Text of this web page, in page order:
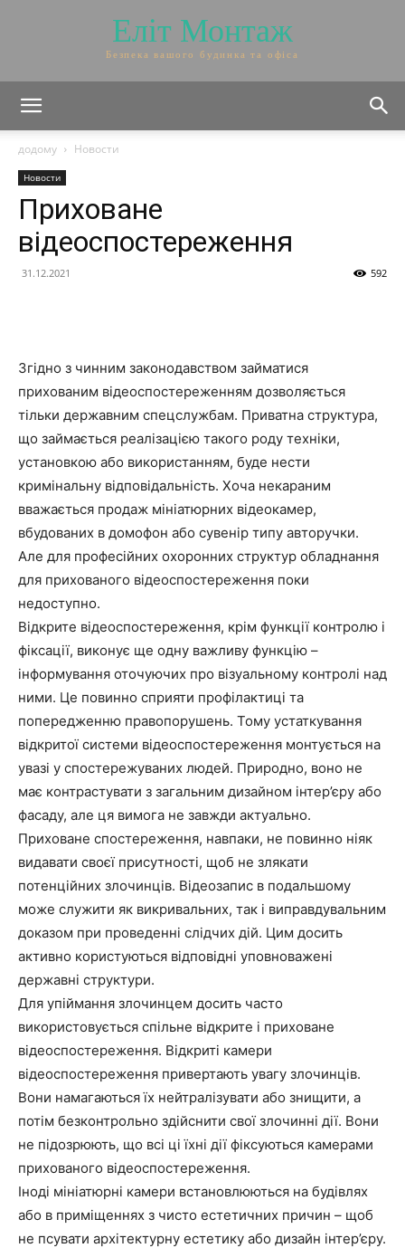
Еліт Монтаж
Безпека вашого будинка та офіса
додому Новости
Новости
Приховане
відеоспостереження
31.12.2021 592
Згідно з чинним законодавством займатися
прихованим відеоспостереженням дозволяється
тільки державним спецслужбам. Приватна структура,
що займається реалізацією такого роду техніки,
установкою або використанням, буде нести
кримінальну відповідальність. Хоча некараним
вважається продаж мініатюрних відеокамер,
вбудованих в домофон або сувенір типу авторучки.
Але для професійних охоронних структур обладнання
для прихованого відеоспостереження поки
недоступно.
Відкрите відеоспостереження, крім функції контролю і
фіксації, виконує ще одну важливу функцію –
інформування оточуючих про візуальному контролі над
ними. Це повинно сприяти профілактиці та
попередженню правопорушень. Тому устаткування
відкритої системи відеоспостереження монтується на
увазі у спостережуваних людей. Природно, воно не
має контрастувати з загальним дизайном інтер’єру або
фасаду, але ця вимога не завжди актуально.
Приховане спостереження, навпаки, не повинно ніяк
видавати своєї присутності, щоб не злякати
потенційних злочинців. Відеозапис в подальшому
може служити як викривальних, так і виправдувальним
доказом при проведенні слідчих дій. Цим досить
активно користуються відповідні уповноважені
державні структури.
Для упіймання злочинцем досить часто
використовується спільне відкрите і приховане
відеоспостереження. Відкриті камери
відеоспостереження привертають увагу злочинців.
Вони намагаються їх нейтралізувати або знищити, а
потім безконтрольно здійснити свої злочинні дії. Вони
не підозрюють, що всі ці їхні дії фіксуються камерами
прихованого відеоспостереження.
Іноді мініатюрні камери встановлюються на будівлях
або в приміщеннях з чисто естетичних причин – щоб
не псувати архітектурну естетику або дизайн інтер’єру.